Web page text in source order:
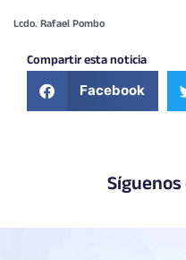
Lcdo. Rafael Pombo
Compartir esta noticia
Facebook